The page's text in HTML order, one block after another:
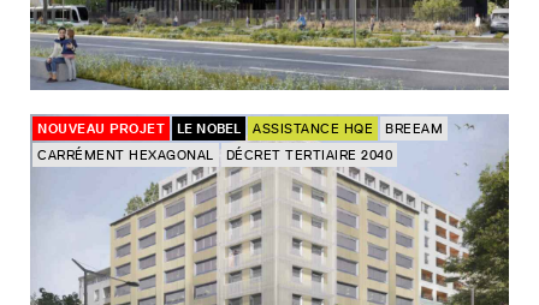
NOUVEAU PROJET LE NOBEL ASSISTANCE HQE
BREEAM
CARRÉMENT HEXAGONAL
DÉCRET TERTIAIRE 2040